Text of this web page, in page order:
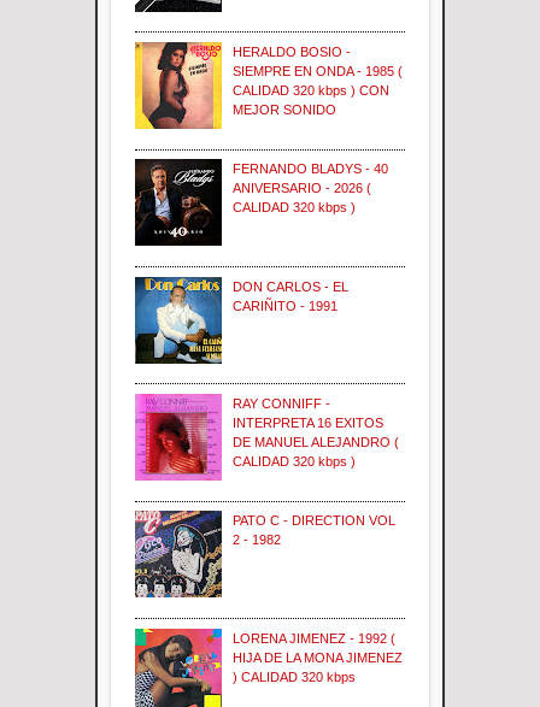
HERALDO BOSIO -
SIEMPRE EN ONDA - 1985 (
CALIDAD 320 kbps ) CON
MEJOR SONIDO
FERNANDO BLADYS - 40
ANIVERSARIO - 2026 (
CALIDAD 320 kbps )
DON CARLOS - EL
CARIÑITO - 1991
RAY CONNIFF -
INTERPRETA 16 EXITOS
DE MANUEL ALEJANDRO (
CALIDAD 320 kbps )
PATO C - DIRECTION VOL
2 - 1982
LORENA JIMENEZ - 1992 (
HIJA DE LA MONA JIMENEZ
) CALIDAD 320 kbps